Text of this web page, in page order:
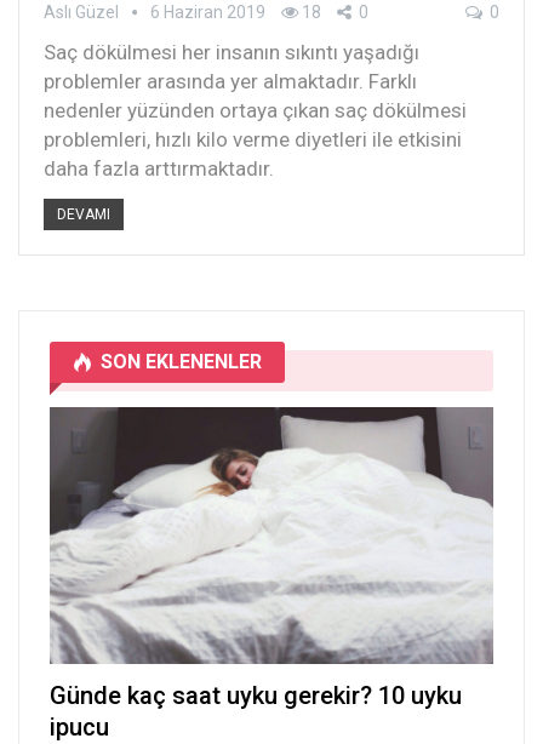
Aslı Güzel 6 Haziran 2019 18 0 0
Saç dökülmesi her insanın sıkıntı yaşadığı
problemler arasında yer almaktadır. Farklı
nedenler yüzünden ortaya çıkan saç dökülmesi
problemleri, hızlı kilo verme diyetleri ile etkisini
daha fazla arttırmaktadır.
DEVAMI
SON EKLENENLER
Günde kaç saat uyku gerekir? 10 uyku
ipucu